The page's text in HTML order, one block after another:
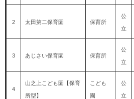
2 太田第二保育園 保育所
公
立
3 あじさい保育園 保育所
公
立
4
山之上こども園【保育
所型】
こども
園
公
立